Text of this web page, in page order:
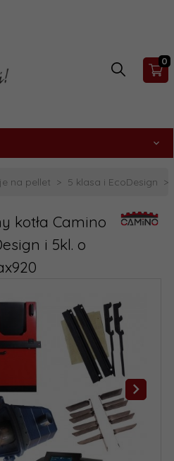
0
na pellet 5 klasa i EcoDesign
kotła Camino
i 5kl. o